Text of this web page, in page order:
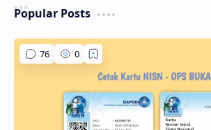
Popular Posts